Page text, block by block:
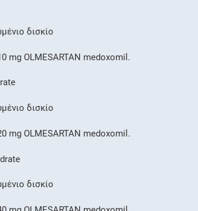
δισκίο
mg OLMESARTAN medoxomil.
δισκίο
mg OLMESARTAN medoxomil.
δισκίο